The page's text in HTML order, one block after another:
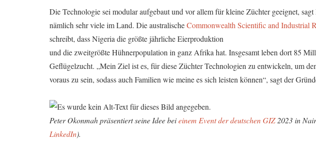
Die Technologie sei modular aufgebaut und vor allem für kleine Züchter geeignet,
nämlich sehr viele im Land. Die australischeCommonwealth Scientific and Industrial
schreibt, dass Nigeria die größte jährliche Eierproduktion
und die zweitgrößte Hühnerpopulation in ganz Afrika hat. Insgesamt leben dort 85
Geflügelzucht. „Mein Ziel ist es, für diese Züchter Technologien zu entwickeln, um
voraus zu sein, sodass auch Familien wie meine es sich leisten können“, sagt der
Peter Okonmah präsentiert seine Idee beieinem Event der deutschen GIZ2023 in
LinkedIn).